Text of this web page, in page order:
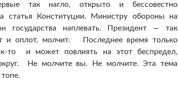
так нагло, открыто и бессовестно
статья Конституции. Министру обороны на
государства наплевать. Президент — так
и оплот, молчит. Последнее время только
то и может повлиять на этот беспредел,
Не молчите вы. Не молчите. Эта тема